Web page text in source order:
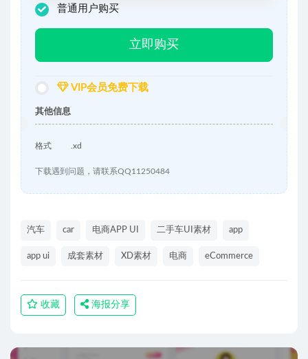
普通用户购买
立即购买
VIP会员免费下载
其他信息
格式 .xd
下载遇到问题，请联系QQ11250484
汽车 car 电商APP UI 二手车UI素材 app
app ui 成套素材 XD素材 电商 eCommerce
收藏 海报分享